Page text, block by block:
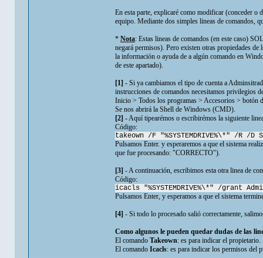
En esta parte, explicaré como modificar (conceder o
equipo. Mediante dos simples lineas de comandos,
*Nota: Estas lineas de comandos (en este caso)
negará permisos). Pero existen otras propiedades
la información o ayuda de a algún comando en
de este apartado).
[1]- Si ya cambiamos el tipo de cuenta a
instrucciones de comandos necesitamos privilegios
Inicio > Todos los programas > Accesorios > botón
Se nos abrirá la Shell de Windows (CMD).
[2]- Aquí tipearémos o escribirémos la siguiente
Código:
takeown /F "%SYSTEMDRIVE%\*" /R /D S
Pulsamos Enter. y esperaremos a que el sistema
que fue procesando: "CORRECTO").
[3]- A continuación, escribimos esta otra linea de
Código:
icacls "%SYSTEMDRIVE%\*" /grant
Pulsamos Enter, y esperamos a que el sistema
[4]- Si todo lo procesado salió correctamente,
Como algunos le pueden quedar dudas de las
El comandoTakeown: es para indicar el propietario.
El comandoIcacls: es para indicar los permisos del